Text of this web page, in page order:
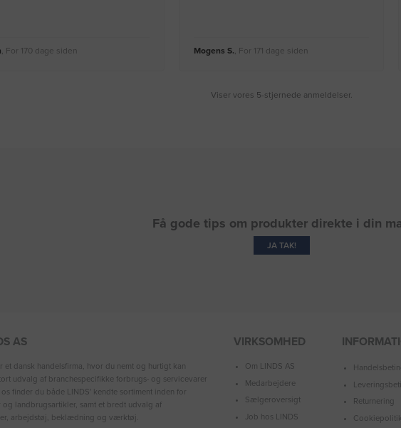
, For 170 dage siden Mogens S., For 171 dage siden
Viser vores 5-stjernede anmeldelser.
Få gode tips om produkter direkte i din
JA TAK!
AS
et dansk handelsfirma, hvor du nemt og hurtigt kan
udvalg af branchespecifikke forbrugs- og servicevarer
finder du både LINDS′ kendte sortiment inden for
landbrugsartikler, samt et bredt udvalg af
arbejdstøj, beklædning og værktøj.
VIRKSOMHED
Om LINDS AS
Medarbejdere
Sælgeroversigt
Job hos LINDS
Returnering
Cookiepolitik